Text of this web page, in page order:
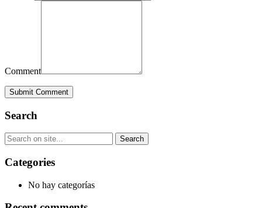
Comment
Submit Comment
Search
Categories
No hay categorías